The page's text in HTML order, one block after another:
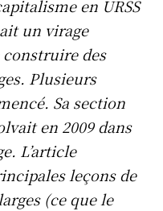
en URSS
un virage
des
Plusieurs
Sa section
en 2009 dans
L’article
leçons de
(ce que le